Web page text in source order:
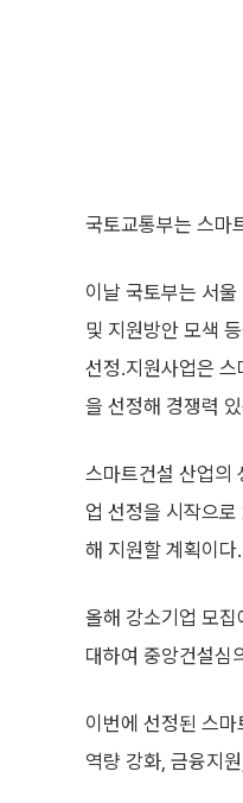
국토교통부는 스마
이날 국토부는 서
및 지원방안 모색
선정․지원사업은
을 선정해 경쟁력
스마트건설 산업의
업 선정을 시작으
해 지원할 계획이다.
올해 강소기업 모집
대하여 중앙건설심
이번에 선정된 스
역량 강화, 금융지